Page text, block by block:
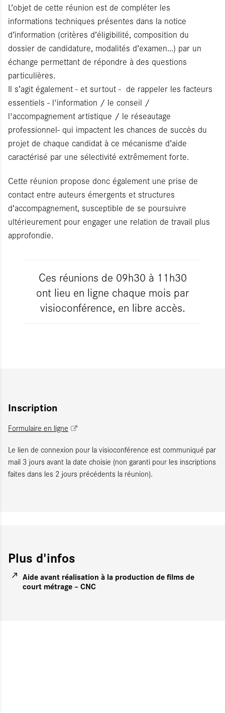
L’objet de cette réunion est de compléter les
informations techniques présentes dans la notice
d’information (critères d’éligibilité, composition du
dossier de candidature, modalités d’examen…) par un
échange permettant de répondre à des questions
particulières.
Il s’agit également - et surtout - de rappeler les facteurs
essentiels - l'information / le conseil /
l'accompagnement artistique / le réseautage
professionnel- qui impactent les chances de succès du
projet de chaque candidat à ce mécanisme d’aide
caractérisé par une sélectivité extrêmement forte.
Cette réunion propose donc également une prise de
contact entre auteurs émergents et structures
d’accompagnement, susceptible de se poursuivre
ultérieurement pour engager une relation de travail plus
approfondie.
Ces réunions de 09h30 à 11h30
ont lieu en ligne chaque mois par
visioconférence, en libre accès.
Inscription
Formulaire en ligne
Le lien de connexion pour la visioconférence est communiqué par
mail 3 jours avant la date choisie (non garanti pour les inscriptions
faites dans les 2 jours précédents la réunion).
Plus d'infos
Aide avant réalisation à la production de films de
court métrage – CNC